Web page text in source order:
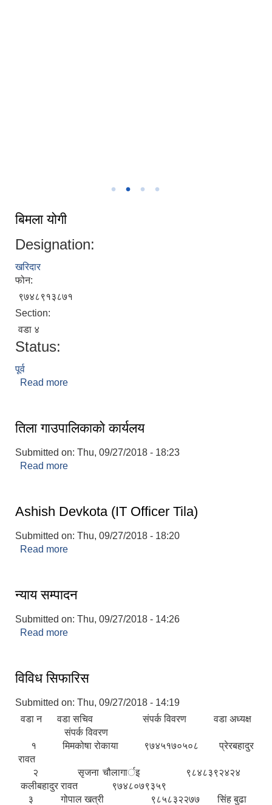
बिमला योगी
Designation:
खरिदार
फोन:
९७४८९१३८७१
Section:
वडा ४
Status:
पूर्व
Read more
तिला गाउपालिकाकाे कार्यलय
Submitted on: Thu, 09/27/2018 - 18:23
Read more
Ashish Devkota (IT Officer Tila)
Submitted on: Thu, 09/27/2018 - 18:20
Read more
न्याय सम्पादन
Submitted on: Thu, 09/27/2018 - 14:26
Read more
विविध सिफारिस
Submitted on: Thu, 09/27/2018 - 14:19
वडा न वडा सचिव संपर्क विवरण वडा अध्यक्ष
संपर्क विवरण
१ मिमकोषा रोकाया ९७४५१७०५०८ प्रेरबहादुर
रावत
२ सृजना चौलागार्इ ९८४८३९२४२४
कलीबहादुर रावत ९७४८०७९३५९
३ गोपाल खत्री ९८५८३२२७७ सिंह बुढा